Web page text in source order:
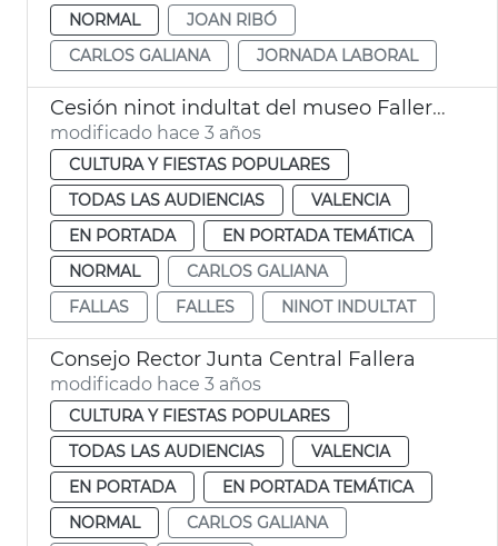
NORMAL
JOAN RIBÓ
CARLOS GALIANA
JORNADA LABORAL
Cesión ninot indultat del museo Fallero a la exposición
modificado hace 3 años
CULTURA Y FIESTAS POPULARES
TODAS LAS AUDIENCIAS
VALENCIA
EN PORTADA
EN PORTADA TEMÁTICA
NORMAL
CARLOS GALIANA
FALLAS
FALLES NINOT INDULTAT
Consejo Rector Junta Central Fallera
modificado hace 3 años
CULTURA Y FIESTAS POPULARES
TODAS LAS AUDIENCIAS
VALENCIA
EN PORTADA
EN PORTADA TEMÁTICA
NORMAL
CARLOS GALIANA